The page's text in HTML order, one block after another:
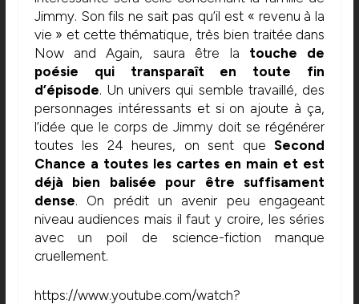
Jimmy. Son fils ne sait pas qu’il est « revenu à la
vie » et cette thématique, très bien traitée dans
Now and Again, saura être la touche de
poésie qui transparaît en toute fin
d’épisode. Un univers qui semble travaillé, des
personnages intéressants et si on ajoute à ça,
l’idée que le corps de Jimmy doit se régénérer
toutes les 24 heures, on sent queSecond
Chance a toutes les cartes en main et est
déjà bien balisée pour être suffisament
dense. On prédit un avenir peu engageant
niveau audiences mais il faut y croire, les séries
avec un poil de science-fiction manque
cruellement.
https://www.youtube.com/watch?